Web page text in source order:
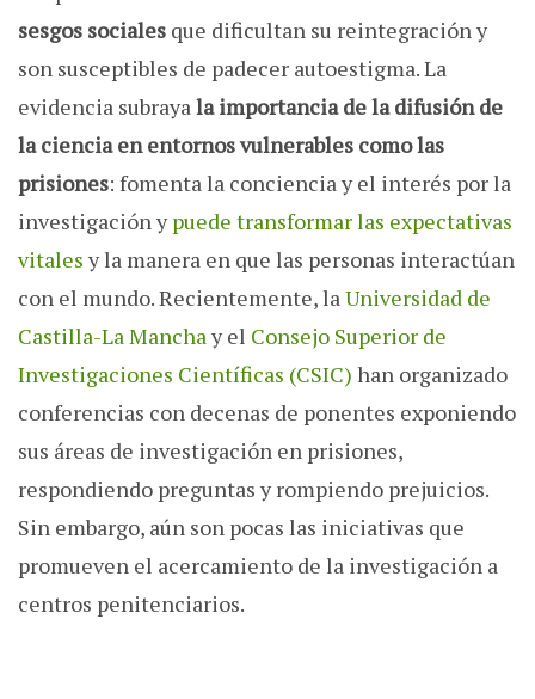
sesgos sociales que dificultan su reintegración y
son susceptibles de padecer autoestigma. La
evidencia subrayala importancia de la difusión de
la ciencia en entornos vulnerables como las
prisiones: fomenta la conciencia y el interés por la
investigación ypuede transformar las expectativas
vitales y la manera en que las personas interactúan
con el mundo. Recientemente, laUniversidad de
Castilla-La Manchay el Consejo Superior de
Investigaciones Científicas (CSIC) han organizado
conferencias con decenas de ponentes exponiendo
sus áreas de investigación en prisiones,
respondiendo preguntas y rompiendo prejuicios.
Sin embargo, aún son pocas las iniciativas que
promueven el acercamiento de la investigación a
centros penitenciarios.